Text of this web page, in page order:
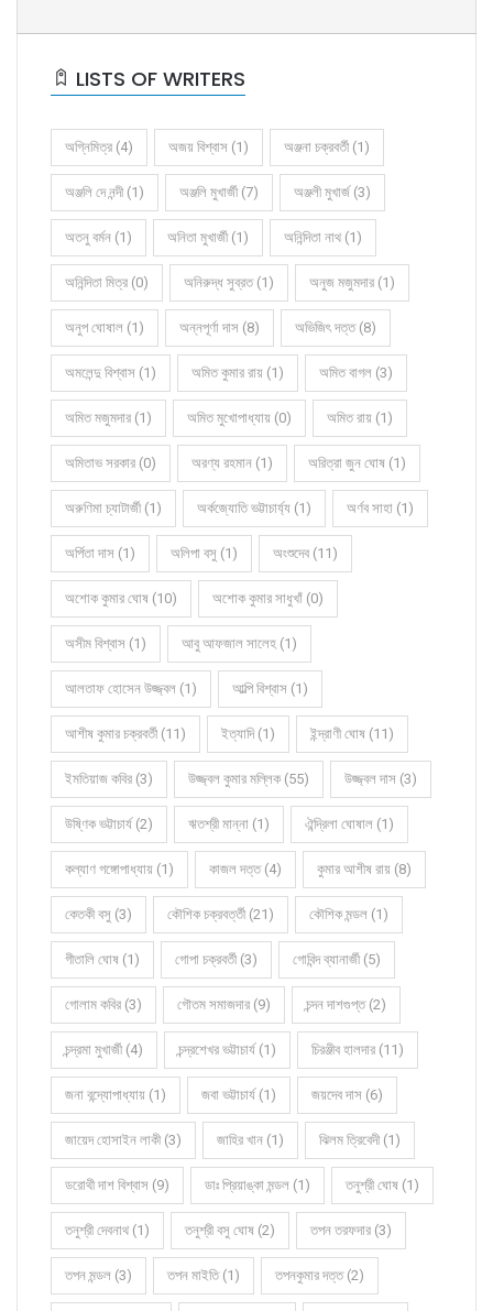
LISTS OF WRITERS
অগ্নিমিত্র (4) অজয় বিশ্বাস (1) অঞ্জনা চক্রবর্তী (1)
অঞ্জলি দে নন্দী (1) অঞ্জলি মুখার্জী (7) অঞ্জলী মুখার্জ (3)
অতনু বর্মন (1) অনিতা মুখার্জী (1) অনিন্দিতা নাথ (1)
অনিন্দিতা মিত্র (0) অনিরুদ্ধ সুব্রত (1) অনুজ মজুমদার (1)
অনুপ ঘোষাল (1) অন্নপূর্ণা দাস (8) অভিজিৎ দত্ত (8)
অমলেন্দু বিশ্বাস (1) অমিত কুমার রায় (1) অমিত বাগল (3)
অমিত মজুমদার (1) অমিত মুখোপাধ্যায় (0) অমিত রায় (1)
অমিতাভ সরকার (0) অরণ্য রহমান (1) অরিত্রা জুন ঘোষ (1)
অরুণিমা চ্যাটার্জী (1) অর্কজ্যোতি ভট্টাচার্য্য (1) অর্ণব সাহা (1)
অর্পিতা দাস (1) অলিপা বসু (1) অংশুদেব (11)
অশোক কুমার ঘোষ (10) অশোক কুমার সাধুখাঁ (0)
অসীম বিশ্বাস (1) আবু আফজাল সালেহ (1)
আলতাফ হোসেন উজ্জ্বল (1) আল্পি বিশ্বাস (1)
আশীষ কুমার চক্রবর্তী (11) ইত্যাদি (1) ইন্দ্রাণী ঘোষ (11)
ইমতিয়াজ কবির (3) উজ্জ্বল কুমার মল্লিক (55) উজ্জ্বল দাস (3)
উষ্ণিক ভট্টাচার্য (2) ঋতশ্রী মান্না (1) ঐন্দ্রিলা ঘোষাল (1)
কল্যাণ গঙ্গোপাধ্যায় (1) কাজল দত্ত (4) কুমার আশীষ রায় (8)
কেতকী বসু (3) কৌশিক চক্রবর্ত্তী (21) কৌশিক মন্ডল (1)
গীতালি ঘোষ (1) গোপা চক্রবর্তী (3) গোবিন্দ ব্যানার্জী (5)
গোলাম কবির (3) গৌতম সমাজদার (9) চন্দন দাশগুপ্ত (2)
চন্দ্রমা মুখার্জী (4) চন্দ্রশেখর ভট্টাচার্য (1) চিরঞ্জীব হালদার (11)
জনা বন্দ্যোপাধ্যায় (1) জবা ভট্টাচার্য (1) জয়দেব দাস (6)
জায়েদ হোসাইন লাকী (3) জাহির খান (1) ঝিলম ত্রিবেদী (1)
ডরোথী দাশ বিশ্বাস (9) ডাঃ প্রিয়াঙ্কা মন্ডল (1) তনুশ্রী ঘোষ (1)
তনুশ্রী দেবনাথ (1) তনুশ্রী বসু ঘোষ (2) তপন তরফদার (3)
তপন মন্ডল (3) তপন মাইতি (1) তপনকুমার দত্ত (2)